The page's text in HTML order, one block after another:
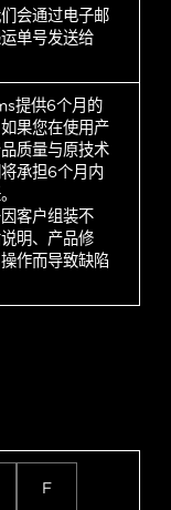
会通过电子邮
单号发送给
提供6个月的
果您在使用产
质量与原技术
承担6个月内
客户组装不
明、产品修
作而导致缺陷
F